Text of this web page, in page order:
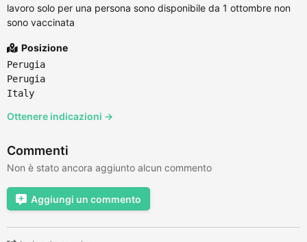
lavoro solo per una persona sono disponibile da 1 ottombre non
sono vaccinata
Posizione
Perugia
Perugia
Italy
Ottenere indicazioni →
Commenti
Non è stato ancora aggiunto alcun commento
Aggiungi un commento